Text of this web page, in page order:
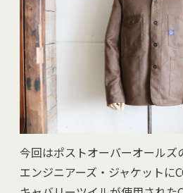
今回はポストオーバーオールズ
エンジニアーズ・ジャケットに